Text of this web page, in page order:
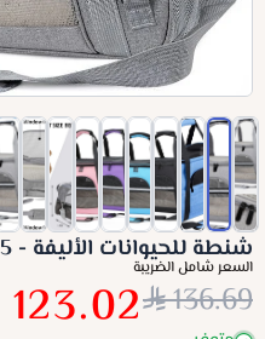
شنطة للحيوانات الأليفة - 43x28x25 سم - SE-PC001
السعر شامل الضريبة
136.69
123.02